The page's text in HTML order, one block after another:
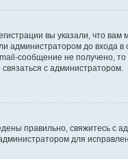
вы указали, что вам
администратором до входа в
сообщение не получено, то
с администратором.
правильно, свяжитесь с
для